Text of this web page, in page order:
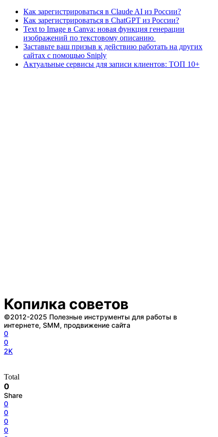
Как зарегистрироваться в Claude AI из России?
Как зарегистрироваться в ChatGPT из России?
Text to Image в Canva: новая функция генерации
изображений по текстовому описанию
Заставьте ваш призыв к действию работать на других
сайтах с помощью Sniply
Актуальные сервисы для записи клиентов: ТОП 10+
Копилка советов
©2012-2025 Полезные инструменты для работы в
интернете, SMM, продвижение сайта
0
0
2K
Total
0
Share
0
0
0
0